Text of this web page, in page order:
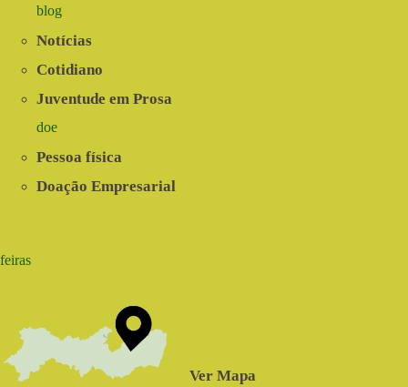
blog
Notícias
Cotidiano
Juventude em Prosa
doe
Pessoa física
Doação Empresarial
feiras
Ver Mapa